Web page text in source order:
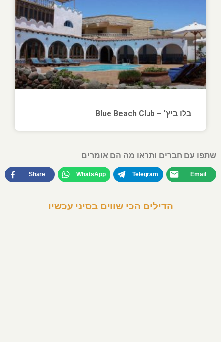
הדילים הכי שווים בסיני עכשיו
בלו ביץ' – Blue Beach Club
שתפו עם חברים ותראו מה הם אומרים
Share WhatsApp Telegram Email